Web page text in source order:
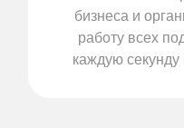
бизнеса и
работу всех
каждую